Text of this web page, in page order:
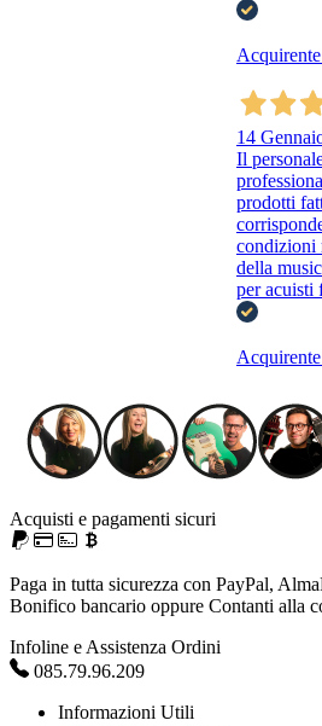
14
Il
prodotti
condizioni
della
per acuisti
Acquisti e pagamenti sicuri
Paga in tutta sicurezza con PayPal,
Bonifico bancario oppure Contanti alla
Infoline e Assistenza Ordini
085.79.96.209
Informazioni Utili